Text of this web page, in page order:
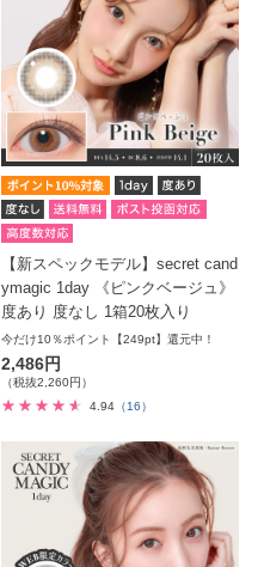
【新スペックモデル】secret cand
ymagic 1day 《ピンクベージュ》
度あり 度なし 1箱20枚入り
今だけ10％ポイント【249pt】還元中！
2,486円
（税抜2,260円）
4.94 （16）